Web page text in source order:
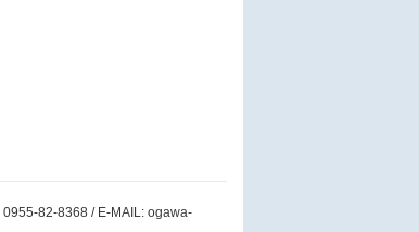
82-8368 / E-MAIL: ogawa-